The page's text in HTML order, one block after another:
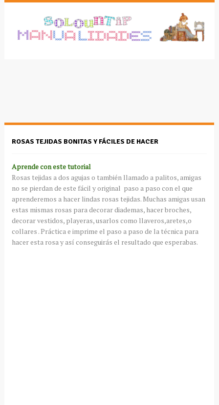
ROSAS TEJIDAS BONITAS Y FÁCILES DE HACER
Aprende con este tutorial
Rosas tejidas a dos agujas o también llamado a palitos, amigas
no se pierdan de este fácil y original paso a paso con el que
aprenderemos a hacer lindas rosas tejidas. Muchas amigas usan
estas mismas rosas para decorar diademas, hacer broches,
decorar vestidos, playeras, usarlos como llaveros,aretes,o
collares . Práctica e imprime el paso a paso de la técnica para
hacer esta rosa y así conseguirás el resultado que esperabas.